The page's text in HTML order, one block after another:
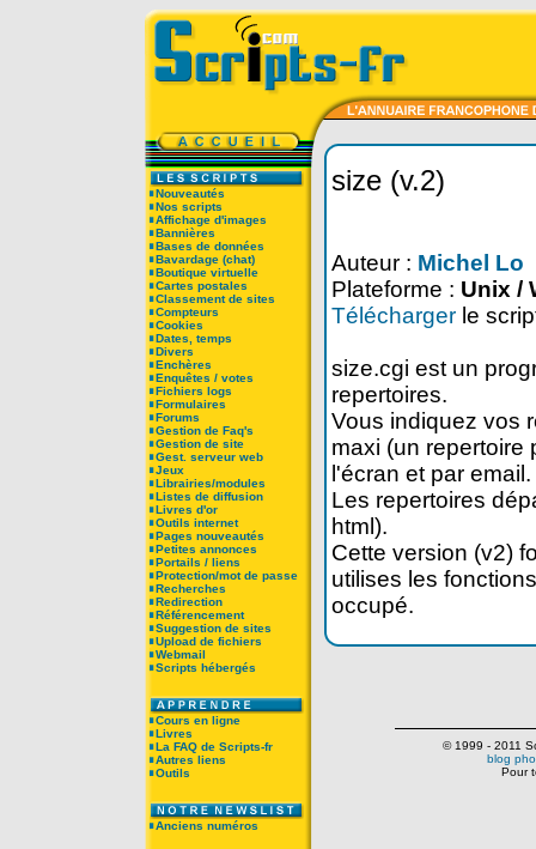
Nouveautés
Nos scripts
Affichage d'images
Bannières
Bases de données
Bavardage (chat)
Boutique virtuelle
Cartes postales
Classement de sites
Compteurs
Cookies
Dates, temps
Divers
Enchères
Enquêtes / votes
Fichiers logs
Formulaires
Forums
Gestion de Faq's
Gestion de site
Gest. serveur web
Jeux
Librairies/modules
Listes de diffusion
Livres d'or
Outils internet
Pages nouveautés
Petites annonces
Portails / liens
Protection/mot de passe
Recherches
Redirection
Référencement
Suggestion de sites
Upload de fichiers
Webmail
Scripts hébergés
Cours en ligne
Livres
La FAQ de Scripts-fr
Autres liens
Outils
Anciens numéros
size (v.2)
Auteur : Michel Lo
Plateforme : Unix /
Téléchargerle
size.cgi est un
repertoires.
Vous indiquez vos
maxi (un repertoire
l'écran et par email.
Les repertoires
html).
Cette version (v2)
utilises les
occupé.
© 1999 - 2011
blog
Pour